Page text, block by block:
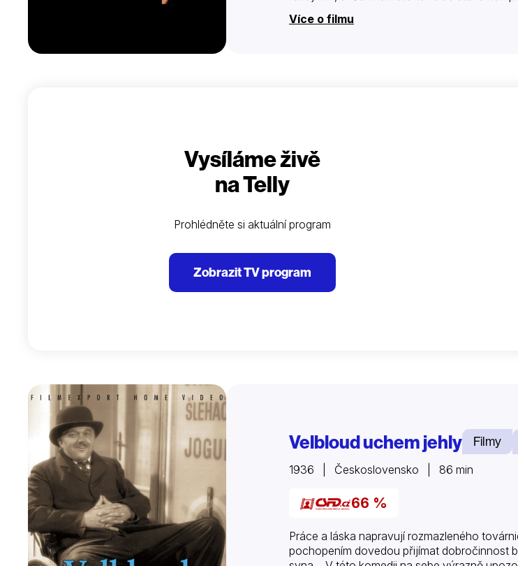
Více o filmu
Vysíláme živě
na Telly
Prohlédněte si aktuální program
Zobrazit TV program
Velbloud uchem jehly Filmy
1936 | Československo | 86 min
66 %
Práce a láska napravují rozmazleného
pochopením dovedou přijímat dobročinnost